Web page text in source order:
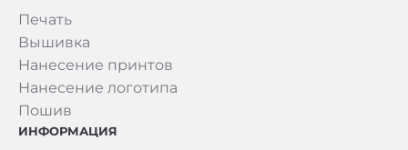
Печать
Вышивка
Нанесение принтов
Нанесение логотипа
Пошив
ИНФОРМАЦИЯ